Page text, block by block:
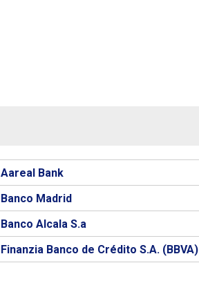
Aareal Bank
Banco Madrid
Banco Alcala S.a
Finanzia Banco de Crédito S.A. (BBVA)